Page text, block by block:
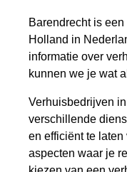
Barendrecht is
Holland in
informatie over
kunnen we je wat
Verhuisbedrijven
verschillende
en efficiënt te
aspecten waar je